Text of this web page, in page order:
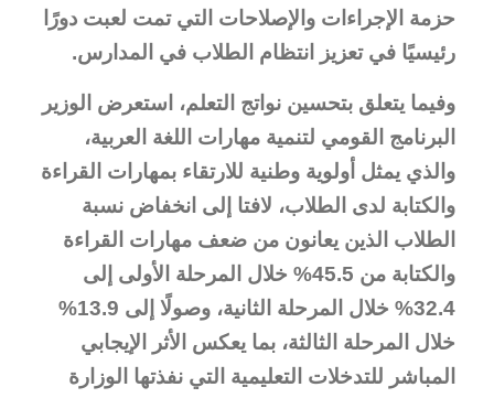
حزمة الإجراءات والإصلاحات التي تمت لعبت دورًا
رئيسيًا في تعزيز انتظام الطلاب في المدارس.
وفيما يتعلق بتحسين نواتج التعلم، استعرض الوزير
البرنامج القومي لتنمية مهارات اللغة العربية،
والذي يمثل أولوية وطنية للارتقاء بمهارات القراءة
والكتابة لدى الطلاب، لافتا إلى انخفاض نسبة
الطلاب الذين يعانون من ضعف مهارات القراءة
والكتابة من 45.5% خلال المرحلة الأولى إلى
32.4% خلال المرحلة الثانية، وصولًا إلى 13.9%
خلال المرحلة الثالثة، بما يعكس الأثر الإيجابي
المباشر للتدخلات التعليمية التي نفذتها الوزارة